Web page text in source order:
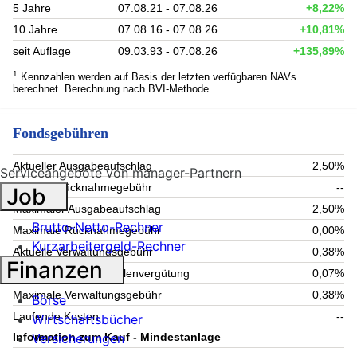
5 Jahre
07.08.21 - 07.08.26
+8,22%
10 Jahre
07.08.16 - 07.08.26
+10,81%
seit Auflage
09.03.93 - 07.08.26 +135,89%
1
Kennzahlen werden auf Basis der letzten verfügbaren NAVs
berechnet. Berechnung nach BVI-Methode.
Fondsgebühren
Aktueller Ausgabeaufschlag
2,50%
Aktuelle Rücknahmegebühr
--
Maximaler Ausgabeaufschlag
2,50%
Maximale Rücknahmegebühr
0,00%
Aktuelle Verwaltungsgebühr
0,38%
Maximale Verwahrstellenvergütung
0,07%
Maximale Verwaltungsgebühr
0,38%
Laufende Kosten
--
Information zum Kauf - Mindestanlage
Serviceangebote von manager-Partnern
Job
Brutto-Netto-Rechner
Kurzarbeitergeld-Rechner
Finanzen
Börse
Wirtschaftsbücher
Versicherungen